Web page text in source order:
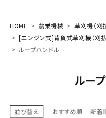
meeting_room ログイン person
HOME 農業機械
草刈機（刈
[エンジン式]背負式草刈機（刈払
ループハンドル
ルー
並び替え おすすめ順 新着